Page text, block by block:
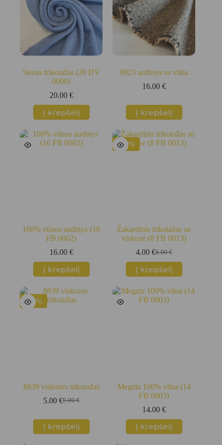
Storas trikotažas (20 DV
0000)
20.00 €
Į krepšelį
8923 audinys su vilna
16.00 €
Į krepšelį
100% vilnos audinys (16
FB 0002)
16.00 €
Į krepšelį
-50%
Žakardinis trikotažas su
viskoze (8 FB 0013)
8.00€
Original
price
was:
4.00 €Current
price
is:
Į krepšelį
-44%
8839 viskozės trikotažas
9.00€
Original
was:
9.00 €.
5.00 €Current
is:
5.00 €.
Į krepšelį
Megzta 100% vilna (14
FB 0003)
14.00 €
Į krepšelį